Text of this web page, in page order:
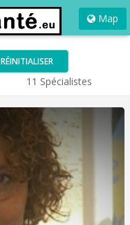
Map
RÉINITIALISER
11 Spécialistes